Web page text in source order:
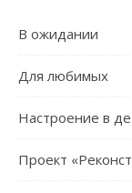
В ожидании
Для любимых
Настроение в
Проект